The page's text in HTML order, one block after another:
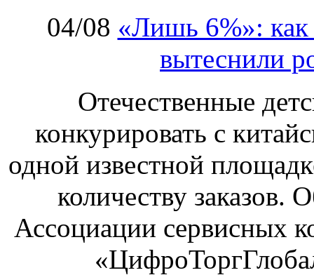
04/08 «Лишь 6%»: как
вытеснили
Отечественные
конкурировать с
одной известной
количеству заказов.
Ассоциации сервисных